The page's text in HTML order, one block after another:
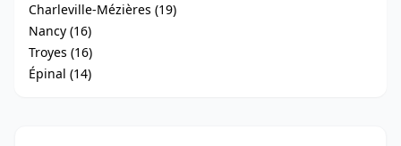
Charleville-Mézières (19)
Nancy (16)
Troyes (16)
Épinal (14)